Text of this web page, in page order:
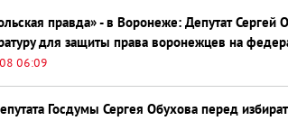
правда» - в Воронеже: Депутат Сергей
для защиты права воронежцев на
06:09
Госдумы Сергея Обухова перед